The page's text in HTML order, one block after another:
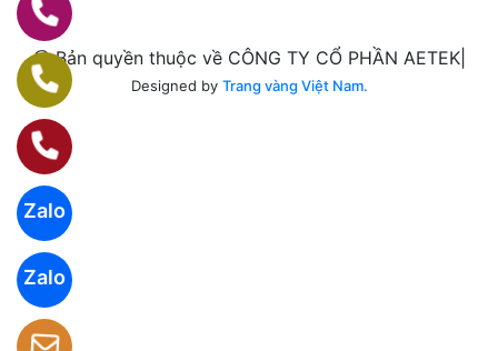
Zalo
Zalo
@ Bản quyền thuộc về CÔNG TY CỔ PHẦN AETEK|
Designed by Trang vàng Việt Nam.